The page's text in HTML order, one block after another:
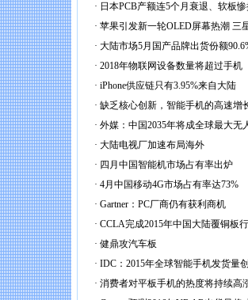
· 日本PCB产额连5个月衰退、软板
· 苹果引发新一轮OLED屏幕热潮 三
· 大陆市场5月国产品牌出货份额
· 2018年物联网设备数量将超过手机
· iPhone供应链只有3.95%来自大陆
· 缺乏核心创新，智能手机的高速增
· 外媒：中国2035年将成全球最大无
· 大陆电视厂加速布局海外
· 四月中国智能机市场占有率出炉
· 4月中国移动4G市场占有率达73%
· Gartner：PC厂商仍有获利商机
· CCLA完成2015年中国大陆覆铜板
· 健鼎攻汽车板
· IDC：2015年全球智能手机发货量
· 消费者对平板手机的热度将持续高